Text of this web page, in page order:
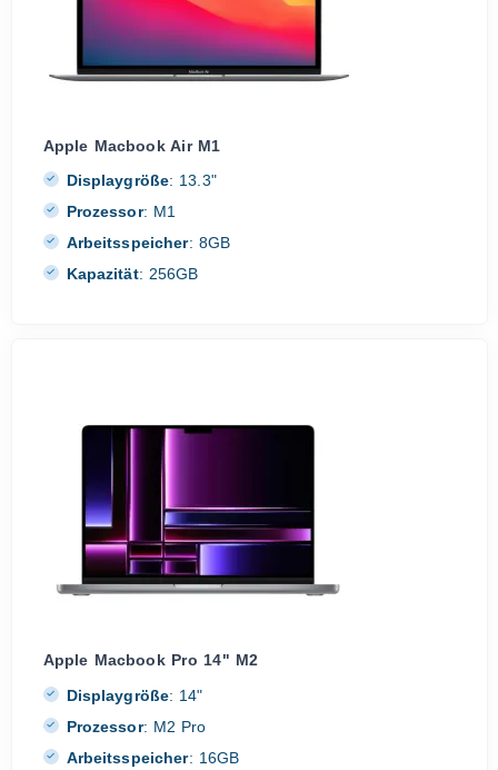
Apple Macbook Air M1
Displaygröße: 13.3"
Prozessor: M1
Arbeitsspeicher: 8GB
Kapazität: 256GB
Apple Macbook Pro 14" M2
Displaygröße: 14"
Prozessor: M2 Pro
Arbeitsspeicher: 16GB